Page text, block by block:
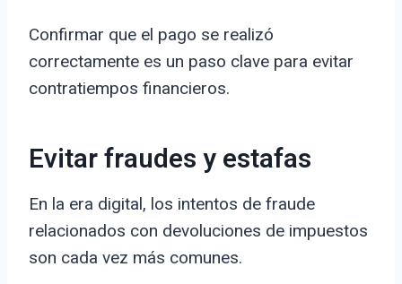
Confirmar que el pago se realizó
correctamente es un paso clave para evitar
contratiempos financieros.
Evitar fraudes y estafas
En la era digital, los intentos de fraude
relacionados con devoluciones de impuestos
son cada vez más comunes.